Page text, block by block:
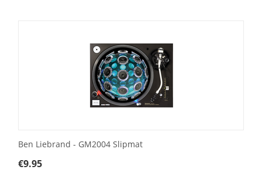
Ben Liebrand - GM2004 Slipmat
€9.95